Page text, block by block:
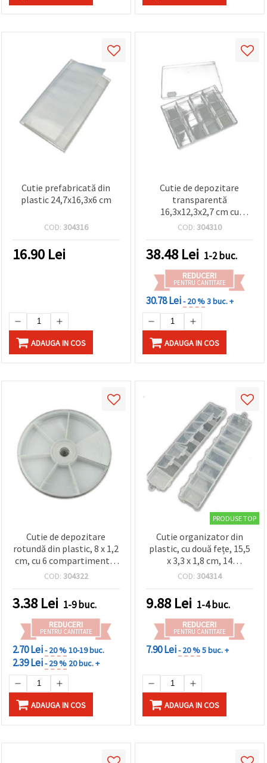
Cutie prefabricată din
plastic 24,7x16,3x6 cm
COD: 304316
16.90 Lei
ADAUGA IN COS
Cutie de depozitare
transparentă
16,3x12,3x2,7 cm cu
separatoare detașabile,
compartimente reglabile
COD: 304310
38.48 Lei 1-2 buc.
REDUCERI
PENTRU CANTITATE
30.78 Lei- 20 %3 buc. +
ADAUGA IN COS
Cutie de depozitare
rotundă din plastic, 8 x 1,2
cm, cu 6 compartimente,
organizator pentru
COD: 304322
3.38 Lei 1-9 buc.
REDUCERI
PENTRU CANTITATE
2.70 Lei- 20 %10-19 buc.
2.39 Lei- 29 % 20 buc. +
ADAUGA IN COS
PRODUSE TOP
Cutie organizator din
plastic, cu două fețe, 15,5
x 3,3 x 1,8 cm, 14
compartimente cu capace
COD: 304314
9.88 Lei 1-4 buc.
REDUCERI
PENTRU CANTITATE
7.90 Lei- 20 %5 buc. +
ADAUGA IN COS